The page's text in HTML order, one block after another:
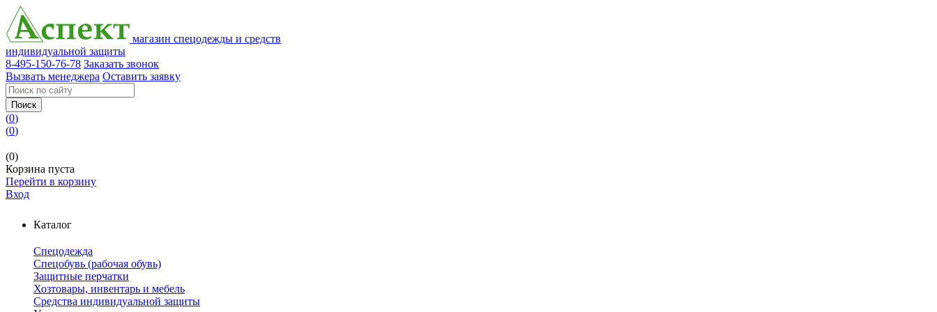
магазин спецодежды и средств
индивидуальной защиты
8-495-150-76-78 Заказать звонок
Вызвать менеджера Оставить заявку
Поиск
(0)
(0)
(0)
Корзина пуста
Перейти в корзину
Вход
Каталог
Спецодежда
Спецобувь (рабочая обувь)
Защитные перчатки
Хозтовары, инвентарь и мебель
Средства индивидуальной защиты